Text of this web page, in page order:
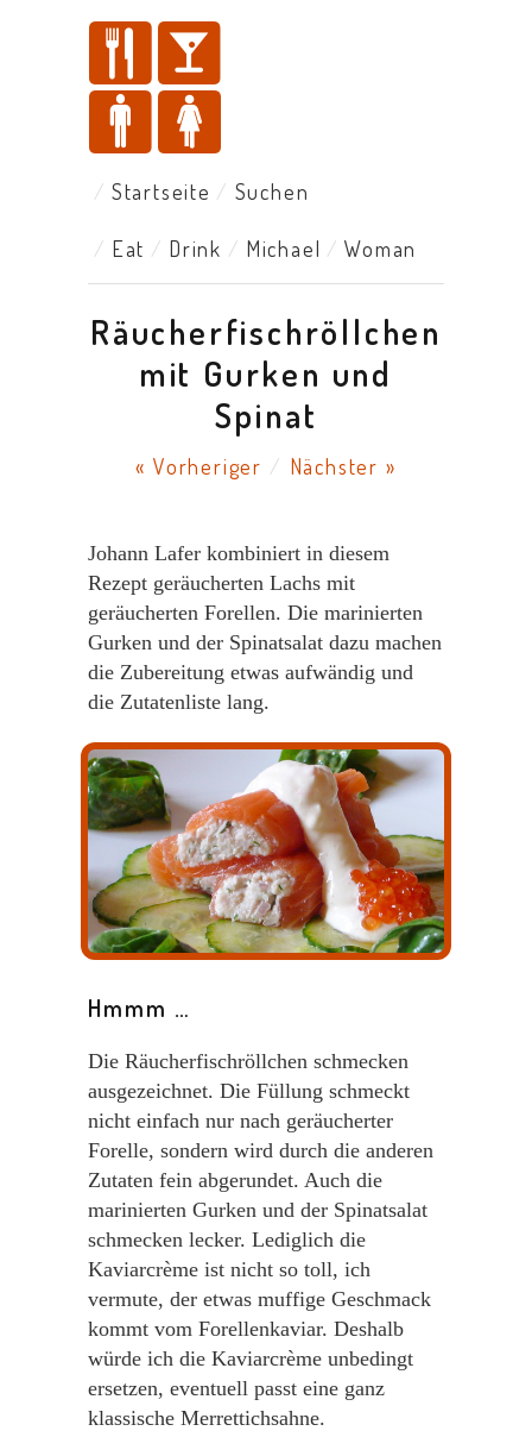
Startseite Suchen
Eat Drink Michael Woman
Räucherfischröllchen
mit Gurken und
Spinat
« Vorheriger / Nächster »
Johann Lafer kombiniert in diesem
Rezept geräucherten Lachs mit
geräucherten Forellen. Die marinierten
Gurken und der Spinatsalat dazu machen
die Zubereitung etwas aufwändig und
die Zutatenliste lang.
Hmmm …
Die Räucherfischröllchen schmecken
ausgezeichnet. Die Füllung schmeckt
nicht einfach nur nach geräucherter
Forelle, sondern wird durch die anderen
Zutaten fein abgerundet. Auch die
marinierten Gurken und der Spinatsalat
schmecken lecker. Lediglich die
Kaviarcrème ist nicht so toll, ich
vermute, der etwas muffige Geschmack
kommt vom Forellenkaviar. Deshalb
würde ich die Kaviarcrème unbedingt
ersetzen, eventuell passt eine ganz
klassische Merrettichsahne.